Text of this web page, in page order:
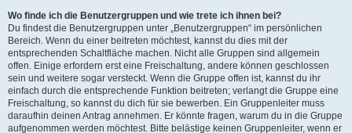
Wo finde ich die Benutzergruppen und wie trete ich ihnen bei?
Du findest die Benutzergruppen unter „Benutzergruppen“ im persönlichen
Bereich. Wenn du einer beitreten möchtest, kannst du dies mit der
entsprechenden Schaltfläche machen. Nicht alle Gruppen sind allgemein
offen. Einige erfordern erst eine Freischaltung, andere können geschlossen
sein und weitere sogar versteckt. Wenn die Gruppe offen ist, kannst du ihr
einfach durch die entsprechende Funktion beitreten; verlangt die Gruppe eine
Freischaltung, so kannst du dich für sie bewerben. Ein Gruppenleiter muss
daraufhin deinen Antrag annehmen. Er könnte fragen, warum du in die Gruppe
aufgenommen werden möchtest. Bitte belästige keinen Gruppenleiter, wenn er